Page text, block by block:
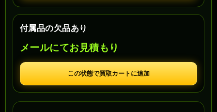
付属品の欠品あり
メールにてお見積もり
この状態で買取カートに追加